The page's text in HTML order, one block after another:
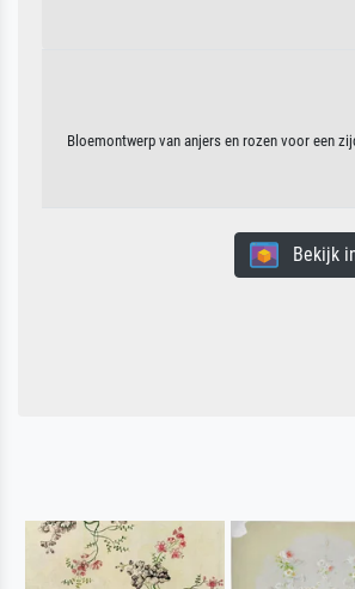
Bloemontwerp van anjers en rozen voor een
Bekijk